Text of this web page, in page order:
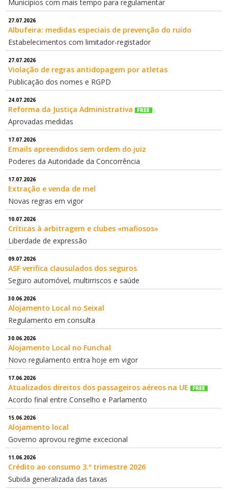
Municípios com mais tempo para regulamentar
27.07.2026
Albufeira: medidas especiais de prevenção do ruído
Estabelecimentos com limitador-registador
27.07.2026
Violação de regras antidopagem por atletas
Publicação dos nomes e RGPD
24.07.2026
Reforma da Justiça Administrativa
Aprovadas medidas
17.07.2026
Emails apreendidos sem ordem do juiz
Poderes da Autoridade da Concorrência
17.07.2026
Extração e venda de mel
Novas regras em vigor
10.07.2026
Críticas à arbitragem e clubes «mafiosos»
Liberdade de expressão
09.07.2026
ASF verifica clausulados dos seguros
Seguro automóvel, multirriscos e saúde
30.06.2026
Alojamento Local no Seixal
Regulamento em consulta
30.06.2026
Alojamento Local no Funchal
Novo regulamento entra hoje em vigor
17.06.2026
Atualizados direitos dos passageiros aéreos na UE
Acordo final entre Conselho e Parlamento
15.06.2026
Alojamento local
Governo aprovou regime excecional
11.06.2026
Crédito ao consumo 3.º trimestre 2026
Subida generalizada das taxas